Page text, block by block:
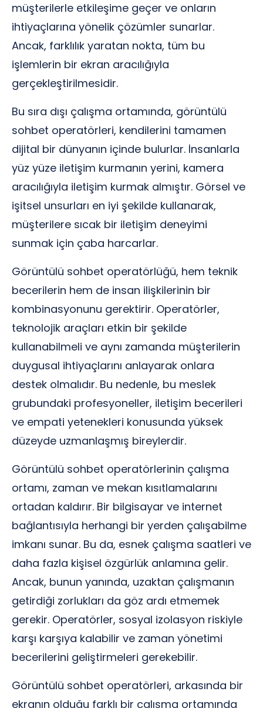
müşterilerle etkileşime geçer ve onların
ihtiyaçlarına yönelik çözümler sunarlar.
Ancak, farklılık yaratan nokta, tüm bu
işlemlerin bir ekran aracılığıyla
gerçekleştirilmesidir.
Bu sıra dışı çalışma ortamında, görüntülü
sohbet operatörleri, kendilerini tamamen
dijital bir dünyanın içinde bulurlar. İnsanlarla
yüz yüze iletişim kurmanın yerini, kamera
aracılığıyla iletişim kurmak almıştır. Görsel ve
işitsel unsurları en iyi şekilde kullanarak,
müşterilere sıcak bir iletişim deneyimi
sunmak için çaba harcarlar.
Görüntülü sohbet operatörlüğü, hem teknik
becerilerin hem de insan ilişkilerinin bir
kombinasyonunu gerektirir. Operatörler,
teknolojik araçları etkin bir şekilde
kullanabilmeli ve aynı zamanda müşterilerin
duygusal ihtiyaçlarını anlayarak onlara
destek olmalıdır. Bu nedenle, bu meslek
grubundaki profesyoneller, iletişim becerileri
ve empati yetenekleri konusunda yüksek
düzeyde uzmanlaşmış bireylerdir.
Görüntülü sohbet operatörlerinin çalışma
ortamı, zaman ve mekan kısıtlamalarını
ortadan kaldırır. Bir bilgisayar ve internet
bağlantısıyla herhangi bir yerden çalışabilme
imkanı sunar. Bu da, esnek çalışma saatleri ve
daha fazla kişisel özgürlük anlamına gelir.
Ancak, bunun yanında, uzaktan çalışmanın
getirdiği zorlukları da göz ardı etmemek
gerekir. Operatörler, sosyal izolasyon riskiyle
karşı karşıya kalabilir ve zaman yönetimi
becerilerini geliştirmeleri gerekebilir.
Görüntülü sohbet operatörleri, arkasında bir
ekranın olduğu farklı bir çalışma ortamında